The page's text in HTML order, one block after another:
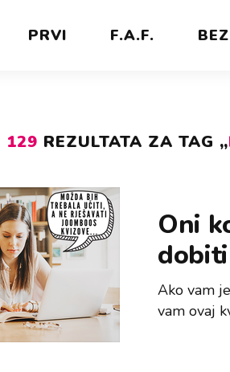
PRVI F.A.F.
129 REZULTATA ZA TAG „
Oni
Ako vam
vam ovaj